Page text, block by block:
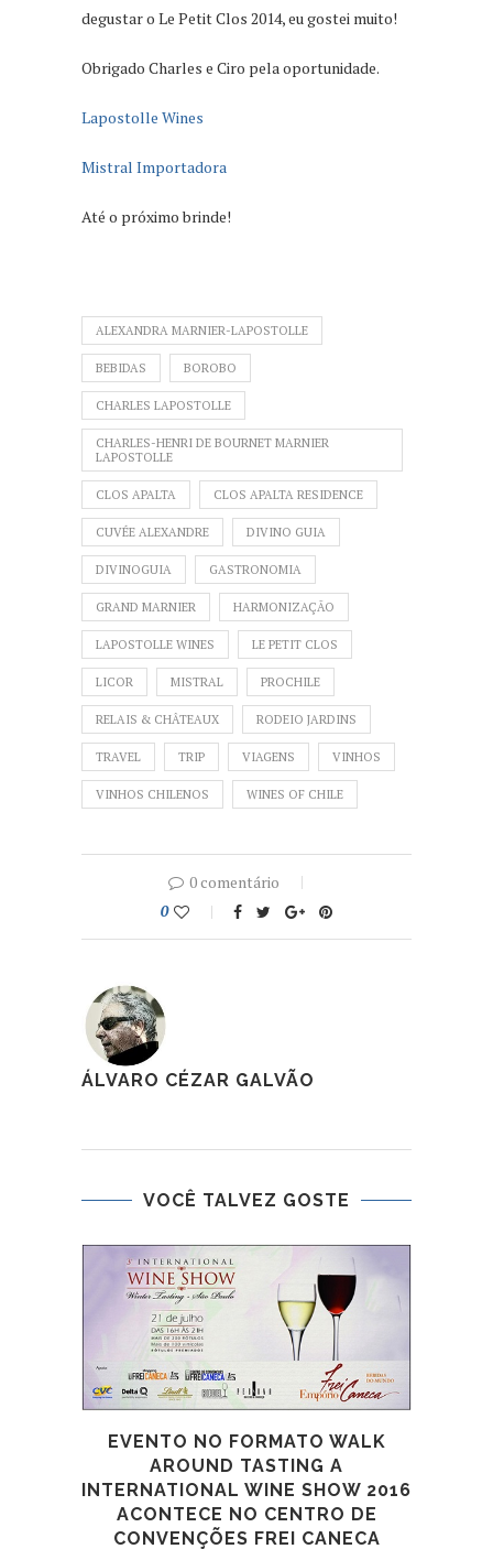
degustar o Le Petit Clos 2014, eu gostei muito!
Obrigado Charles e Ciro pela oportunidade.
Lapostolle Wines
Mistral Importadora
Até o próximo brinde!
ALEXANDRA MARNIER-LAPOSTOLLE
BEBIDAS BOROBO
CHARLES LAPOSTOLLE
CHARLES-HENRI DE BOURNET MARNIER
LAPOSTOLLE
CLOS APALTA CLOS APALTA RESIDENCE
CUVÉE ALEXANDRE DIVINO GUIA
DIVINOGUIA GASTRONOMIA
GRAND MARNIER HARMONIZAÇÃO
LAPOSTOLLE WINES LE PETIT CLOS
LICOR MISTRAL PROCHILE
RELAIS & CHÂTEAUX RODEIO JARDINS
TRAVEL TRIP VIAGENS VINHOS
VINHOS CHILENOS WINES OF CHILE
0 comentário
0
ÁLVARO CÉZAR GALVÃO
VOCÊ TALVEZ GOSTE
EVENTO NO FORMATO WALK
AROUND TASTING A
INTERNATIONAL WINE SHOW 2016
ACONTECE NO CENTRO DE
CONVENÇÕES FREI CANECA